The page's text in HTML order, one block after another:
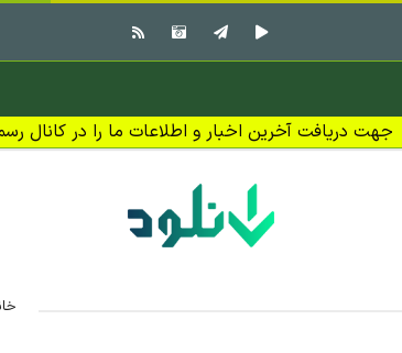
جهت دریافت آخرین اخبار و اطلاعات ما را در کانال